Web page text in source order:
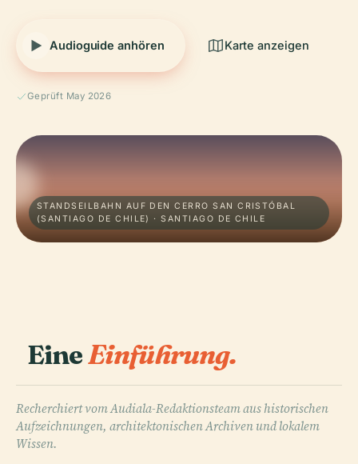
Audioguide anhören Karte anzeigen
Geprüft May 2026
STANDSEILBAHN AUF DEN CERRO SAN CRISTÓBAL
(SANTIAGO DE CHILE) · SANTIAGO DE CHILE
EineEinführung.
Recherchiert vom Audiala-Redaktionsteam aus historischen
Aufzeichnungen, architektonischen Archiven und lokalem
Wissen.